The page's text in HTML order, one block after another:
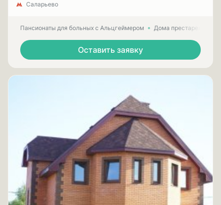
Саларьево
Пансионаты для больных с Альцгеймером Дома престарелых
Оставить заявку